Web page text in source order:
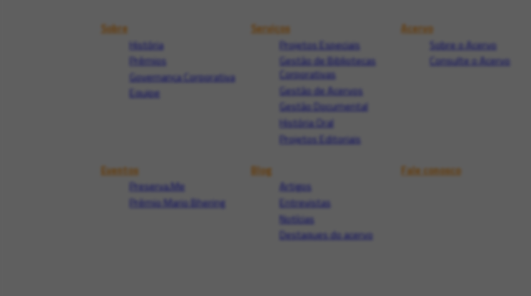
Sobre
História
Prêmios
Governança Corporativa
Equipe
Serviços
Projetos Especiais
Gestão de Bibliotecas
Corporativas
Gestão de Acervos
Gestão Documental
História Oral
Projetos Editoriais
Acervo
Sobre o Acervo
Consulte o Acervo
Eventos
Preserva.Me
Prêmio Mario Bhering
Blog
Artigos
Entrevistas
Notícias
Destaques do acervo
Fale conosco